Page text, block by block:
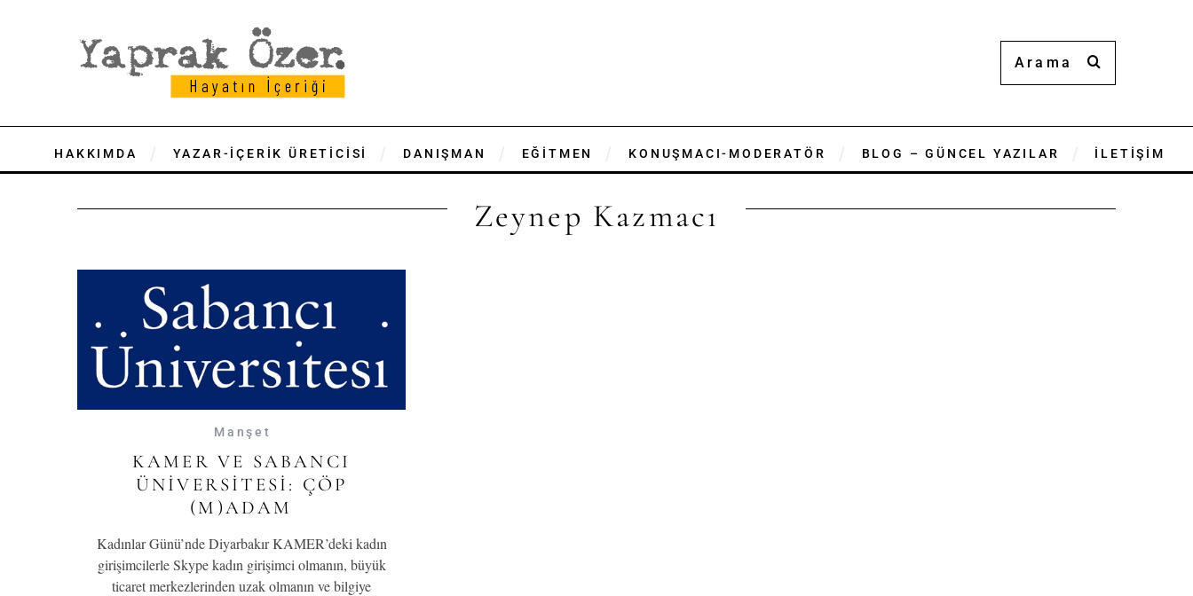
HAKKIMDA YAZAR-İÇERİK ÜRETİCİSİ DANIŞMAN EĞİTMEN KONUŞMACI-MODERATÖR BLOG – GÜNCEL YAZILAR İLETİŞİM
Zeynep Kazmacı
Manşet
KAMER VE SABANCI
ÜNIVERSITESI: ÇÖP
(M)ADAM
Kadınlar Günü’nde Diyarbakır KAMER’deki kadın
girişimcilerle Skype kadın girişimci olmanın, büyük
ticaret merkezlerinden uzak olmanın ve bilgiye